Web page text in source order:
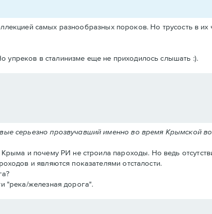
самых разнообразных пороков. Но трусость в их
в сталинизме еще не приходилось слышать :).
серьезно прозвучавший именно во время Крымской
и почему РИ не строила пароходы. Но ведь
и являются показателями отсталости.
"река/железная дорога".